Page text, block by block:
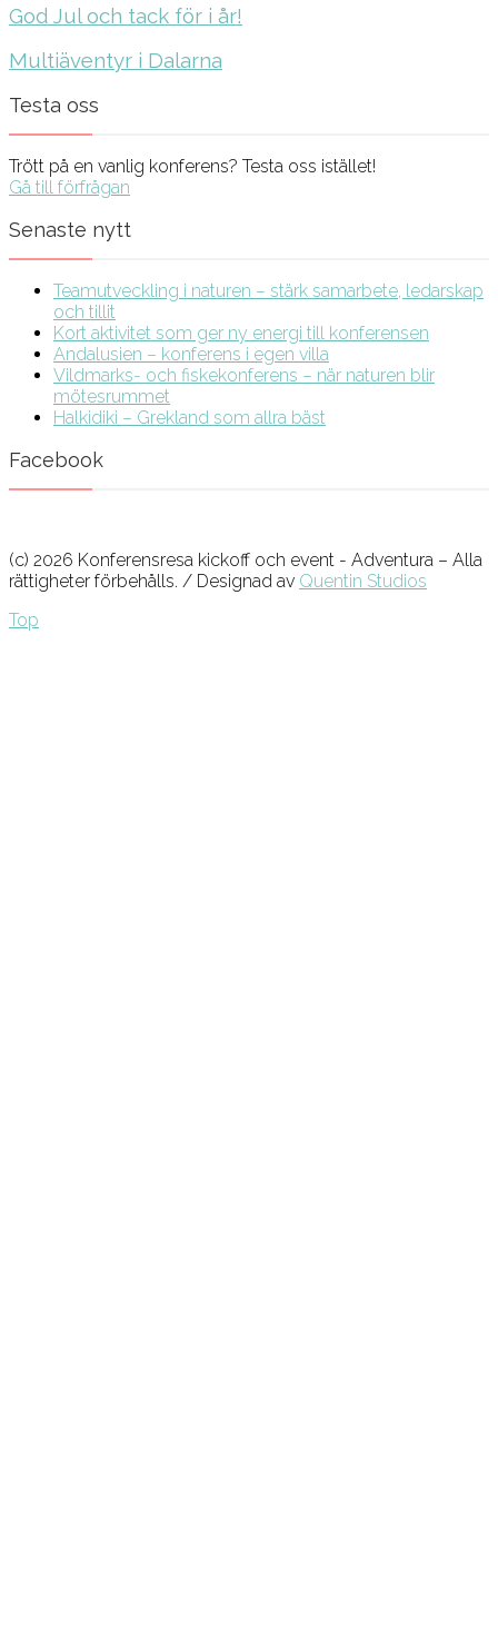
God Jul och tack för i år!
Multiäventyr i Dalarna
Testa oss
Trött på en vanlig konferens? Testa oss istället!
Gå till förfrågan
Senaste nytt
Teamutveckling i naturen – stärk samarbete, ledarskap
och tillit
Kort aktivitet som ger ny energi till konferensen
Andalusien – konferens i egen villa
Vildmarks- och fiskekonferens – när naturen blir
mötesrummet
Halkidiki – Grekland som allra bäst
Facebook
(c) 2026 Konferensresa kickoff och event - Adventura – Alla
rättigheter förbehålls. / Designad av Quentin Studios
Top